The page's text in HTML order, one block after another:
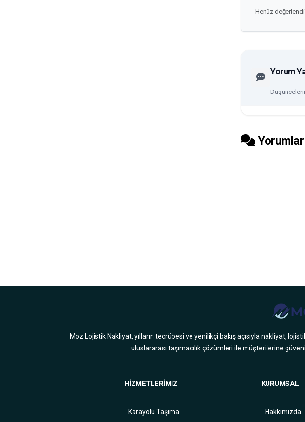
Henüz
Yorum
Moz Lojistik Nakliyat, yılların tecrübesi ve yenilikçi bakış açısıyla nakliyat,
uluslararası taşımacılık çözümleri ile müşterilerine
HİZMETLERİMİZ
Karayolu Taşıma
KURUMSAL
Hakkımızda